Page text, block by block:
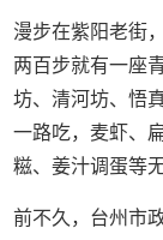
漫步在紫阳老街
两百步就有一座
坊、清河坊、悟
一路吃，麦虾、
糍、姜汁调蛋等
前不久，台州市